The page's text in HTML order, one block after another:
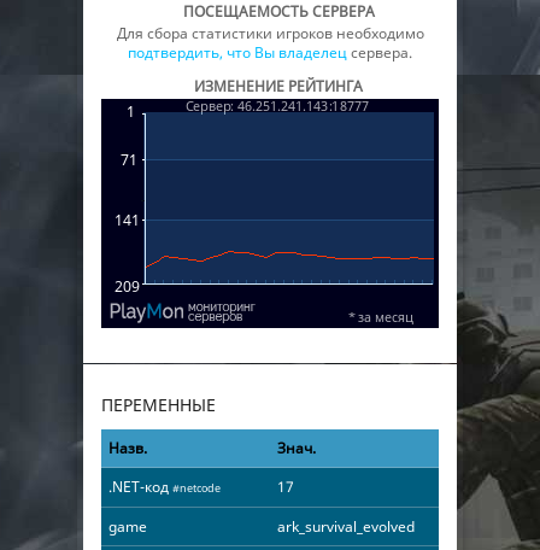
ПОСЕЩАЕМОСТЬ СЕРВЕРА
Для сбора статистики игроков необходимо
подтвердить, что Вы владелецсервера.
ИЗМЕНЕНИЕ РЕЙТИНГА
ПЕРЕМЕННЫЕ
Назв.
Знач.
.NET-код #netcode
17
game
ark_survival_evolved